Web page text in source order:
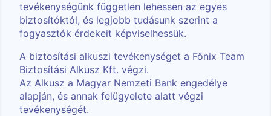
tevékenységünk független lehessen az egyes
biztosítóktól, és legjobb tudásunk szerint a
fogyasztók érdekeit képviselhessük.
A biztosítási alkuszi tevékenységet a Főnix Team
Biztosítási Alkusz Kft. végzi.
Az Alkusz a Magyar Nemzeti Bank engedélye
alapján, és annak felügyelete alatt végzi
tevékenységét.